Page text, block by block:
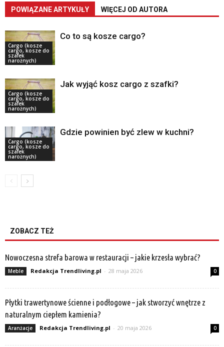
POWIĄZANE ARTYKUŁY WIĘCEJ OD AUTORA
Cargo (kosze
cargo, kosze do
szafek
narożnych)
Co to są kosze cargo?
Cargo (kosze
cargo, kosze do
szafek
narożnych)
Jak wyjąć kosz cargo z szafki?
Cargo (kosze
cargo, kosze do
szafek
narożnych)
Gdzie powinien być zlew w kuchni?
ZOBACZ TEŻ
Nowoczesna strefa barowa w restauracji – jakie krzesła wybrać?
Meble Redakcja Trendliving.pl - 28 maja 2026 0
Płytki trawertynowe ścienne i podłogowe – jak stworzyć wnętrze z
naturalnym ciepłem kamienia?
Aranżacje Redakcja Trendliving.pl - 20 maja 2026 0